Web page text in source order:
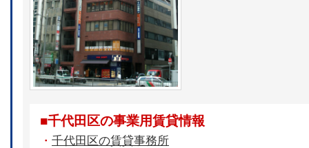
■千代田区の事業用賃貸情報
・ 千代田区の賃貸事務所